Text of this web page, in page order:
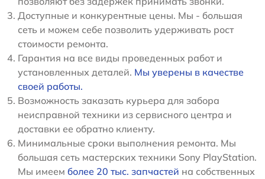
Доступные и конкурентные цены. Мы - большая
сеть и можем себе позволить удерживать рост
стоимости ремонта.
Гарантия на все виды проведенных работ и
установленных деталей. Мы уверены в качестве
своей работы.
Возможность заказать курьера для забора
неисправной техники из сервисного центра и
доставки ее обратно клиенту.
Минимальные сроки выполнения ремонта. Мы
большая сеть мастерских техники Sony PlayStation.
Мы имеем более 20 тыс. запчастей на собственных